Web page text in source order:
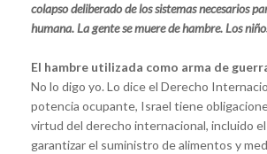
colapso deliberado de los sistemas necesarios
humana. La gente se muere de hambre. Los
El hambre utilizada como arma de
No lo digo yo. Lo dice el Derecho
potencia ocupante, Israel tiene
virtud del derecho internacional, incluido
garantizar el suministro de alimentos y